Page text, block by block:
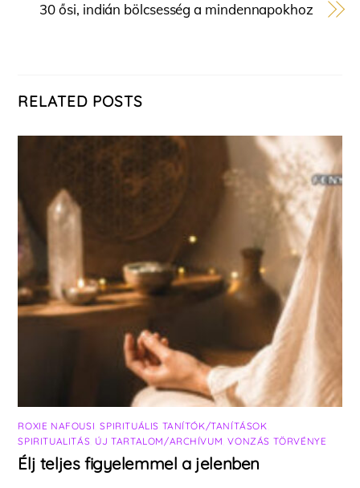
30 ősi, indián bölcsesség a mindennapokhoz
RELATED POSTS
ROXIE NAFOUSI ,SPIRITUÁLIS TANÍTÓK/TANÍTÁSOK
SPIRITUALITÁS ÚJ TARTALOM/ARCHÍVUM ,VONZÁS TÖRVÉNYE
Élj teljes figyelemmel a jelenben